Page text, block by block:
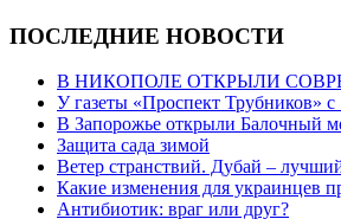
ПОСЛЕДНИЕ НОВОСТИ
В НИКОПОЛЕ ОТКРЫЛИ
У газеты «Проспект Трубников» с
В Запорожье открыли Балочный
Защита сада зимой
Ветер странствий. Дубай –
Какие изменения для украинцев
Антибиотик: враг или друг?